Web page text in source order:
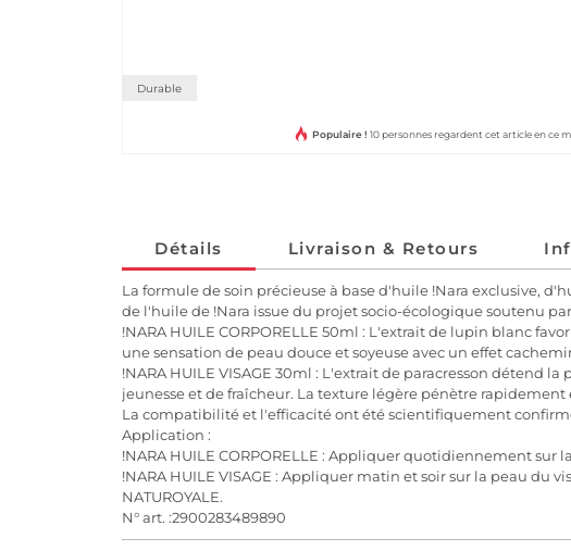
Durable
Populaire ! 10 personnes regardent cet article en ce
Détails Livraison & Retours
La formule de soin précieuse à base d'huile !Nara exclusive,
de l'huile de !Nara issue du projet socio-écologique soutenu
!NARA HUILE CORPORELLE 50ml : L'extrait de lupin blanc
une sensation de peau douce et soyeuse avec un effet
!NARA HUILE VISAGE 30ml : L'extrait de paracresson
jeunesse et de fraîcheur. La texture légère pénètre rapidement
La compatibilité et l'efficacité ont été scientifiquement
Application :
!NARA HUILE CORPORELLE : Appliquer quotidiennement
!NARA HUILE VISAGE : Appliquer matin et soir sur la peau du
NATUROYALE.
N° art. :2900283489890